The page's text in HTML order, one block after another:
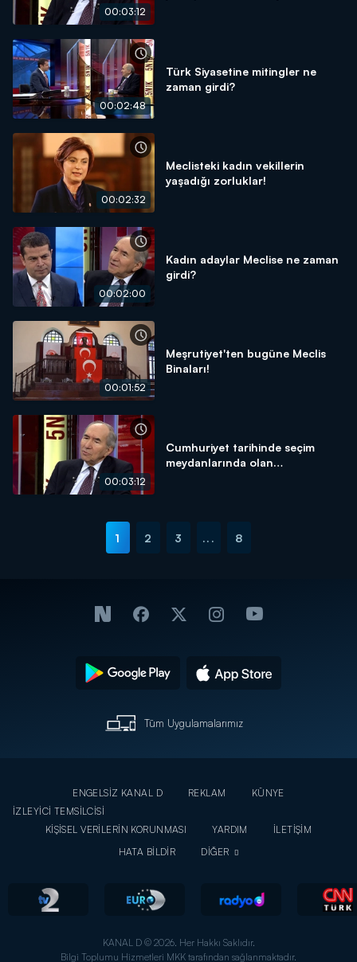
00:03:12
00:02:48
Türk Siyasetine mitingler ne
zaman girdi?
00:02:32
Meclisteki kadın vekillerin
yaşadığı zorluklar!
00:02:00
Kadın adaylar Meclise ne zaman
girdi?
00:01:52
Meşrutiyet'ten bugüne Meclis
Binaları!
00:03:12
Cumhuriyet tarihinde seçim
meydanlarında olan
1 2 3 ... 8
Tüm Uygulamalarımız
ENGELSİZ KANAL D REKLAM
KÜNYE
İZLEYİCİ TEMSİLCİSİ
KİŞİSEL VERİLERİN KORUNMASI
YARDIM
İLETİŞİM
HATA BİLDİR
DİĞER
KANAL D © 2026. Her Hakkı Saklıdır.
Bilgi Toplumu Hizmetleri MKK tarafından sağlanmaktadır.